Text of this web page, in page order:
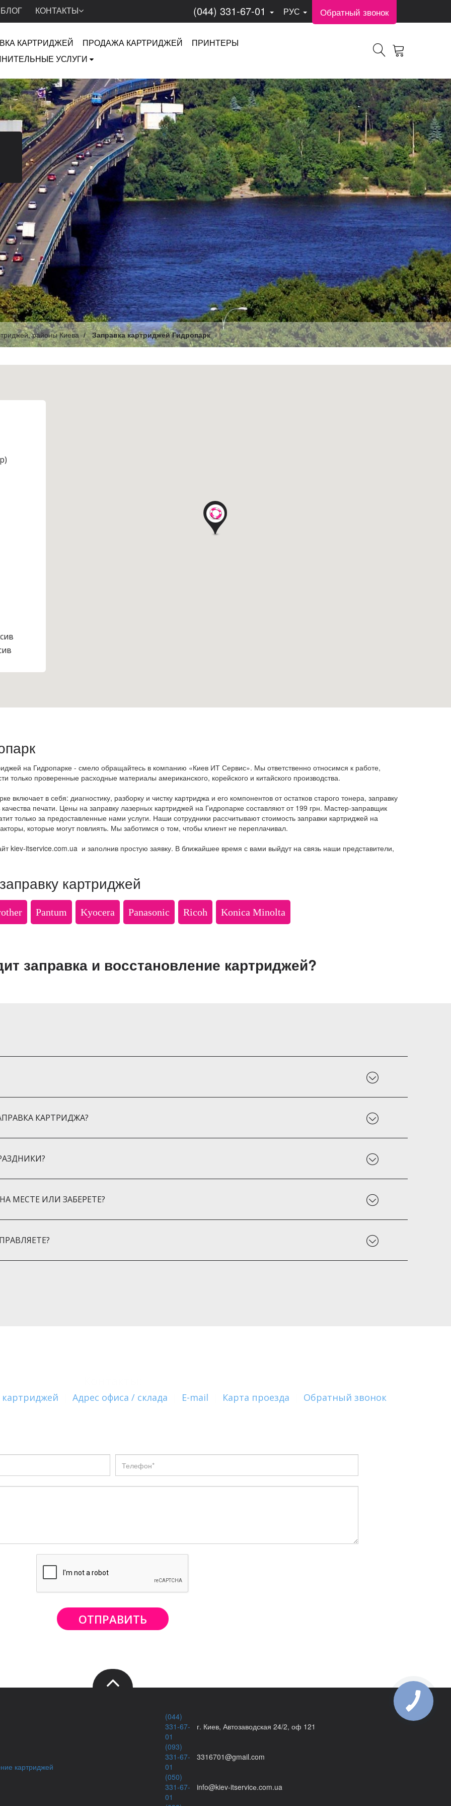
БЛОГ КОНТАКТЫ (044) 331-67-01 РУС Обратный звонок
КАРТРИДЖЕЙ ПРОДАЖА КАРТРИДЖЕЙ
ПРИНТЕРЫ
УСЛУГИ
районы Киева Заправка картриджей Гидропарк
на Гидропарке - смело обращайтесь в компанию «Киев ИТ Сервис». Мы ответственно относимся к работе,
только проверенные расходные материалы американского, корейского и китайского производства.
включает в себя: диагностику, разборку и чистку картриджа и его компонентов от остатков старого тонера, заправку
печати. Цены на заправку лазерных картриджей на Гидропарке составляют от 199 грн. Мастер-заправщик
только за предоставленные нами услуги. Наши сотрудники рассчитывают стоимость заправки картриджей на
которые могут повлиять. Мы заботимся о том, чтобы клиент не переплачивал.
kiev-itservice.com.ua и заполнив простую заявку. В ближайшее время с вами выйдут на связь наши представители,
картриджей
Pantum Kyocera Panasonic Ricoh Konica Minolta
заправка и восстановление картриджей?
КАРТРИДЖА?
МЕСТЕ ИЛИ ЗАБЕРЕТЕ?
Адрес офиса / склада E-mail Карта проезда Обратный звонок
ОТПРАВИТЬ
картриджей
(044)
331-67-
01
г. Киев, Автозаводская 24/2, оф 121
(093)
331-67-
01
3316701@gmail.com
(050)
331-67-
01
info@kiev-itservicе.com.ua